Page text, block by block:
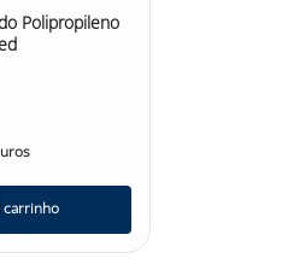
Polipropileno
carrinho